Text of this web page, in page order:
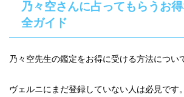
乃々空さんに占ってもらうお
全ガイド
乃々空先生の鑑定をお得に受ける方法につい
ヴェルニにまだ登録していない人は必見です